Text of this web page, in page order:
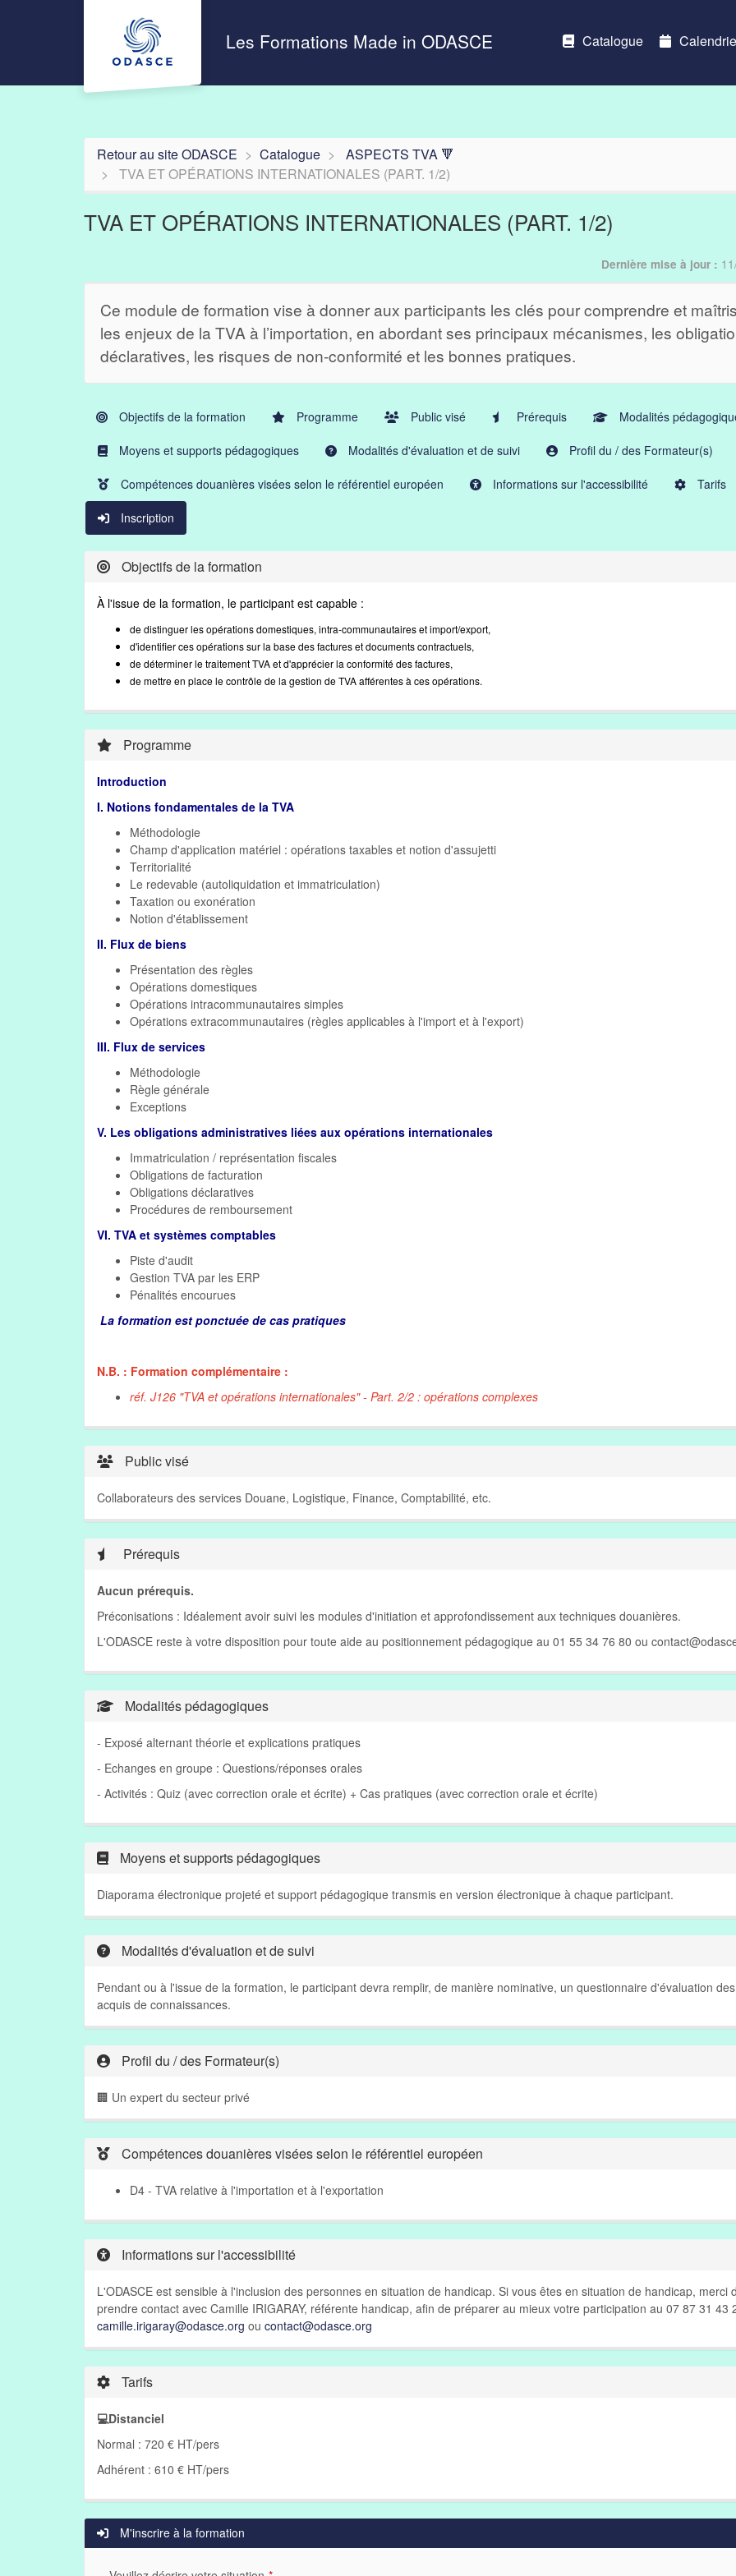
Aller au menu principal
Aller au contenu principal
Personnaliser l'interface
Les Formations Made in ODASCE Catalogue
Retour au site ODASCE Catalogue
ASPECTS TVA 🔻
TVA ET OPÉRATIONS INTERNATIONALES (PART. 1/2)
TVA ET OPÉRATIONS INTERNATIONALES (PART. 1/2)
Dernière mise à jour :
Ce module de formation vise à donner aux participants les clés pour comprendre et
les enjeux de la TVA à l’importation, en abordant ses principaux mécanismes, les
déclaratives, les risques de non-conformité et les bonnes pratiques.
Objectifs de la formation Programme Public visé Prérequis Modalités
Moyens et supports pédagogiques Modalités d'évaluation et de suivi Profil du / des Formateur(s)
Compétences douanières visées selon le référentiel européen Informations sur l'accessibilité Tarifs
Inscription
Objectifs de la formation
À l'issue de la formation, le participant est capable :
de distinguer les opérations domestiques, intra-communautaires et import/export,
d'identifier ces opérations sur la base des factures et documents contractuels,
de déterminer le traitement TVA et d'apprécier la conformité des factures,
de mettre en place le contrôle de la gestion de TVAafférentes à ces opérations.
Programme
Introduction
I. Notions fondamentales de la TVA
Méthodologie
Champ d'application matériel : opérations taxables et notion d'assujetti
Territorialité
Le redevable (autoliquidation et immatriculation)
Taxation ou exonération
Notion d'établissement
II. Flux de biens
Présentation des règles
Opérations domestiques
Opérations intracommunautaires simples
Opérations extracommunautaires (règles applicables à l'import et à l'export)
III. Flux de services
Méthodologie
Règle générale
Exceptions
V. Les obligations administratives liées aux opérations internationales
Immatriculation / représentation fiscales
Obligations de facturation
Obligations déclaratives
Procédures de remboursement
VI. TVA et systèmes comptables
Piste d'audit
Gestion TVA par les ERP
Pénalités encourues
La formation est ponctuée de cas pratiques
N.B. : Formation complémentaire :
réf. J126 "TVA et opérations internationales" - Part. 2/2 : opérations complexes
Public visé
Collaborateurs des services Douane, Logistique, Finance, Comptabilité, etc.
Prérequis
Aucun prérequis.
Préconisations : Idéalement avoir suivi les modules d'initiation et approfondissement aux techniques douanières.
L'ODASCE reste à votre disposition pour toute aide au positionnement pédagogique au 01 55 34 76 80 ou
Modalités pédagogiques
- Exposé alternant théorie et explications pratiques
- Echanges en groupe : Questions/réponses orales
- Activités : Quiz (avec correction orale et écrite) + Cas pratiques (avec correction orale et écrite)
Moyens et supports pédagogiques
Diaporama électronique projeté et support pédagogique transmis en version électronique à chaque participant.
Modalités d'évaluation et de suivi
Pendant ou à l'issue de la formation, le participant devra remplir, de manière nominative, un questionnaire d'évaluation des
acquis de connaissances.
Profil du / des Formateur(s)
🏢 Un expert du secteur privé
Compétences douanières visées selon le référentiel européen
D4 - TVA relative à l'importation et à l'exportation
Informations sur l'accessibilité
L'ODASCE est sensible à l'inclusion des personnes en situation de handicap. Si vous êtes en situation de handicap, merci
prendre contact avec Camille IRIGARAY, référente handicap, afin de préparer au mieux votre participation au 07 87 31 43
camille.irigaray@odasce.org ou contact@odasce.org
Tarifs
💻Distanciel
Normal : 720 € HT/pers
Adhérent : 610 € HT/pers
M'inscrire à la formation